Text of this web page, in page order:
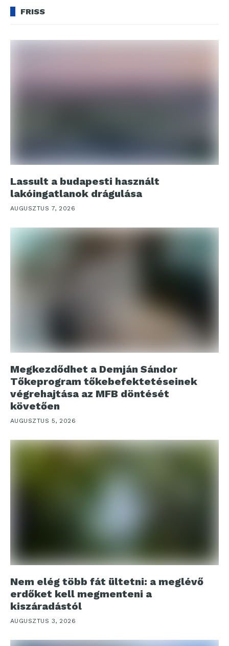
FRISS
Lassult a budapesti használt
lakóingatlanok drágulása
AUGUSZTUS 7, 2026
Megkezdődhet a Demján Sándor
Tőkeprogram tőkebefektetéseinek
végrehajtása az MFB döntését
követően
AUGUSZTUS 5, 2026
Nem elég több fát ültetni: a meglévő
erdőket kell megmenteni a
kiszáradástól
AUGUSZTUS 3, 2026